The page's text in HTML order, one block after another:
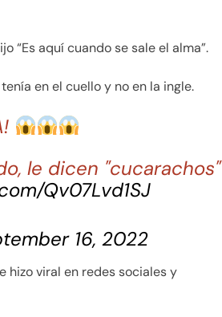
“Es aquí cuando se sale el alma”.
en el cuello y no en la ingle.
le dicen "cucarachos"
Qv07Lvd1SJ
16, 2022
hizo viral en redes sociales y